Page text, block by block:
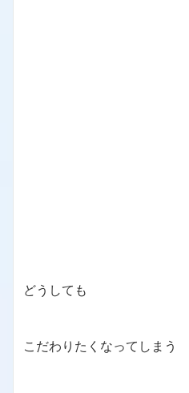
どうしても
こだわりたくなってしまう